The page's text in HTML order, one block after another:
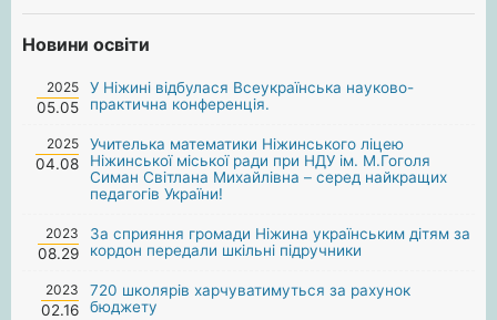
Новини освіти
2025
05.05
У Ніжині відбулася Всеукраїнська науково-
практична конференція.
2025
04.08
Учителька математики Ніжинського ліцею
Ніжинської міської ради при НДУ ім. М.Гоголя
Симан Світлана Михайлівна – серед найкращих
педагогів України!
2023
08.29
За сприяння громади Ніжина українським дітям за
кордон передали шкільні підручники
2023
02.16
720 школярів харчуватимуться за рахунок
бюджету